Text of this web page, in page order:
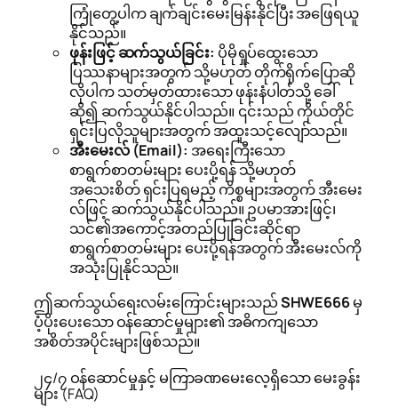
ကြုံတွေ့ပါက ချက်ချင်းမေးမြန်းနိုင်ပြီး အဖြေရယူ
နိုင်သည်။
ဖုန်းဖြင့် ဆက်သွယ်ခြင်း: ပိုမိုရှုပ်ထွေးသော
ပြဿနာများအတွက် သို့မဟုတ် တိုက်ရိုက်ပြောဆို
လိုပါက သတ်မှတ်ထားသော ဖုန်းနံပါတ်သို့ ခေါ်
ဆို၍ ဆက်သွယ်နိုင်ပါသည်။ ၎င်းသည် ကိုယ်တိုင်
ရှင်းပြလိုသူများအတွက် အထူးသင့်လျော်သည်။
အီးမေးလ် (Email): အရေးကြီးသော
စာရွက်စာတမ်းများ ပေးပို့ရန် သို့မဟုတ်
အသေးစိတ် ရှင်းပြရမည့် ကိစ္စများအတွက် အီးမေး
လ်ဖြင့် ဆက်သွယ်နိုင်ပါသည်။ ဥပမာအားဖြင့်၊
သင်၏အကောင့်အတည်ပြုခြင်းဆိုင်ရာ
စာရွက်စာတမ်းများ ပေးပို့ရန်အတွက် အီးမေးလ်ကို
အသုံးပြုနိုင်သည်။
ဤဆက်သွယ်ရေးလမ်းကြောင်းများသည်SHWE666မှ
ပံ့ပိုးပေးသော ဝန်ဆောင်မှုများ၏ အဓိကကျသော
အစိတ်အပိုင်းများဖြစ်သည်။
၂၄/၇ ဝန်ဆောင်မှုနှင့် မကြာခဏမေးလေ့ရှိသော မေးခွန်း
များ (FAQ)